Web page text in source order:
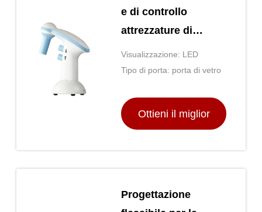
e di controllo
attrezzature di
laboratorio generali
bianco e blu
Visualizzazione: LED
Tipo di porta: porta di vetro
Ottieni il miglior
Progettazione